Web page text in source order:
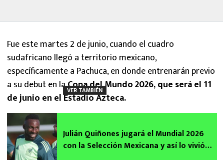
Fue este martes 2 de junio, cuando el cuadro
sudafricano llegó a territorio mexicano,
específicamente a Pachuca, en donde entrenarán previo
a su debut en laCopa del Mundo 2026, que será el 11
de junio en el Estadio Azteca.
VER TAMBIÉN
Julián Quiñones jugará el Mundial 2026
con la Selección Mexicana y así lo vivió